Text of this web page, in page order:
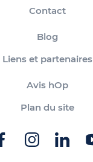
Contact
Blog
Liens et partenaires
Avis hOp
Plan du site